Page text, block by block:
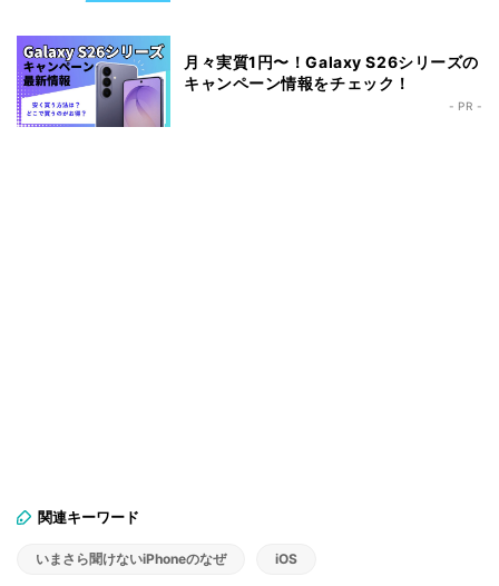
月々実質1円〜！Galaxy S26シリーズの
キャンペーン情報をチェック！
- PR -
関連キーワード
いまさら聞けないiPhoneのなぜ iOS